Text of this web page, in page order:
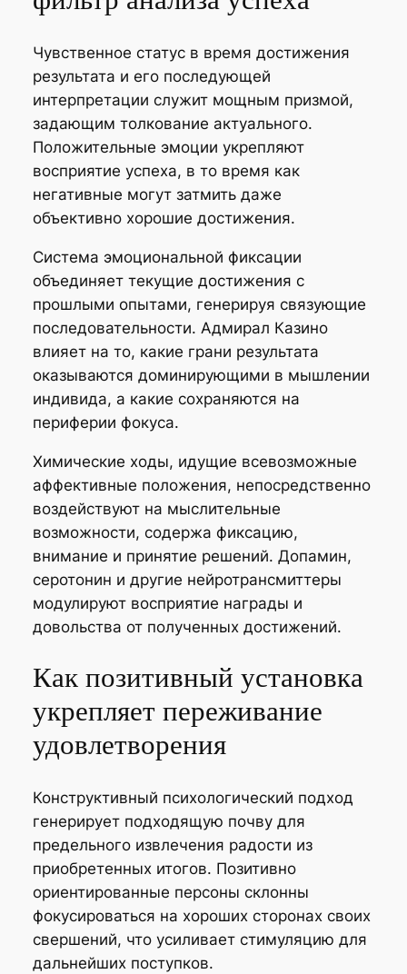
Чувственное статус в время достижения
результата и его последующей
интерпретации служит мощным призмой,
задающим толкование актуального.
Положительные эмоции укрепляют
восприятие успеха, в то время как
негативные могут затмить даже
объективно хорошие достижения.
Система эмоциональной фиксации
объединяет текущие достижения с
прошлыми опытами, генерируя связующие
последовательности. Адмирал Казино
влияет на то, какие грани результата
оказываются доминирующими в мышлении
индивида, а какие сохраняются на
периферии фокуса.
Химические ходы, идущие всевозможные
аффективные положения, непосредственно
воздействуют на мыслительные
возможности, содержа фиксацию,
внимание и принятие решений. Допамин,
серотонин и другие нейротрансмиттеры
модулируют восприятие награды и
довольства от полученных достижений.
Как позитивный установка
укрепляет переживание
удовлетворения
Конструктивный психологический подход
генерирует подходящую почву для
предельного извлечения радости из
приобретенных итогов. Позитивно
ориентированные персоны склонны
фокусироваться на хороших сторонах своих
свершений, что усиливает стимуляцию для
дальнейших поступков.